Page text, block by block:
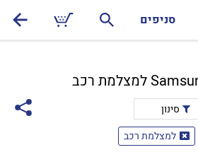
סניפים
סינון
למצלמת רכב